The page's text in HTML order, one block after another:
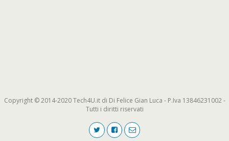
Copyright © 2014-2020 Tech4U.it di Di Felice Gian Luca - P.Iva 13846231002 -
Tutti i diritti riservati